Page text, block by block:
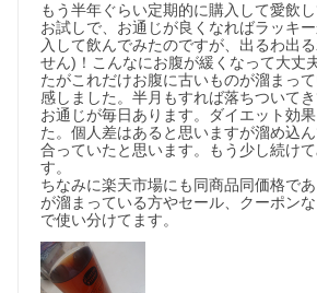
もう半年ぐらい定期的に購入して愛飲
お試しで、お通じが良くなればラッキ
入して飲んでみたのですが、出るわ出
せん)！こんなにお腹が緩くなって大丈
たがこれだけお腹に古いものが溜まっ
感しました。半月もすれば落ちついて
お通じが毎日あります。ダイエット効
た。個人差はあると思いますが溜め込
合っていたと思います。もう少し続け
す。
ちなみに楽天市場にも同商品同価格で
が溜まっている方やセール、クーポン
で使い分けてます。